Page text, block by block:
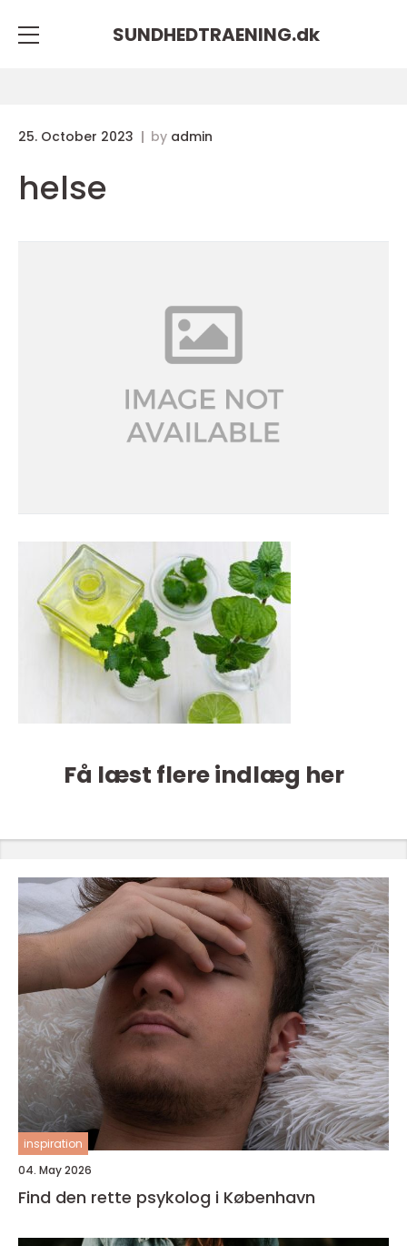
SUNDHEDTRAENING.dk
25. October 2023 by admin
helse
Få læst flere indlæg her
inspiration
04. May 2026
Find den rette psykolog i København